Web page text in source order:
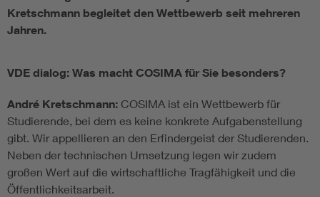
Kretschmann begleitet den Wettbewerb seit mehreren
Jahren.
VDE dialog: Was macht COSIMA für Sie besonders?
André Kretschmann: COSIMA ist ein Wettbewerb für
Studierende, bei dem es keine konkrete Aufgabenstellung
gibt. Wir appellieren an den Erfindergeist der Studierenden.
Neben der technischen Umsetzung legen wir zudem
großen Wert auf die wirtschaftliche Tragfähigkeit und die
Öffentlichkeitsarbeit.